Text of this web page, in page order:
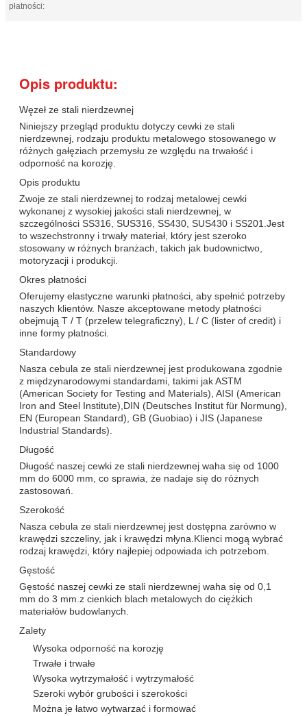
płatności:
Opis produktu:
Węzeł ze stali nierdzewnej
Niniejszy przegląd produktu dotyczy cewki ze stali
nierdzewnej, rodzaju produktu metalowego stosowanego w
różnych gałęziach przemysłu ze względu na trwałość i
odporność na korozję.
Opis produktu
Zwoje ze stali nierdzewnej to rodzaj metalowej cewki
wykonanej z wysokiej jakości stali nierdzewnej, w
szczególności SS316, SUS316, SS430, SUS430 i SS201.Jest
to wszechstronny i trwały materiał, który jest szeroko
stosowany w różnych branżach, takich jak budownictwo,
motoryzacji i produkcji.
Okres płatności
Oferujemy elastyczne warunki płatności, aby spełnić potrzeby
naszych klientów. Nasze akceptowane metody płatności
obejmują T / T (przelew telegraficzny), L / C (lister of credit) i
inne formy płatności.
Standardowy
Nasza cebula ze stali nierdzewnej jest produkowana zgodnie
z międzynarodowymi standardami, takimi jak ASTM
(American Society for Testing and Materials), AISI (American
Iron and Steel Institute),DIN (Deutsches Institut für Normung),
EN (European Standard), GB (Guobiao) i JIS (Japanese
Industrial Standards).
Długość
Długość naszej cewki ze stali nierdzewnej waha się od 1000
mm do 6000 mm, co sprawia, że nadaje się do różnych
zastosowań.
Szerokość
Nasza cebula ze stali nierdzewnej jest dostępna zarówno w
krawędzi szczeliny, jak i krawędzi młyna.Klienci mogą wybrać
rodzaj krawędzi, który najlepiej odpowiada ich potrzebom.
Gęstość
Gęstość naszej cewki ze stali nierdzewnej waha się od 0,1
mm do 3 mm.z cienkich blach metalowych do ciężkich
materiałów budowlanych.
Zalety
Wysoka odporność na korozję
Trwałe i trwałe
Wysoka wytrzymałość i wytrzymałość
Szeroki wybór grubości i szerokości
Można je łatwo wytwarzać i formować